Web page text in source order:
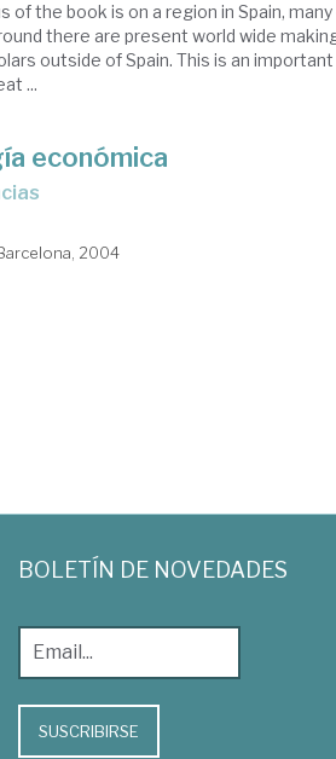
of the book is on a region in Spain,
there are present world wide
outside of Spain. This is an
...
económica
2004
BOLETÍN DE NOVEDADES
SUSCRIBIRSE